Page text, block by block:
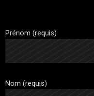
Prénom (requis)
Nom (requis)